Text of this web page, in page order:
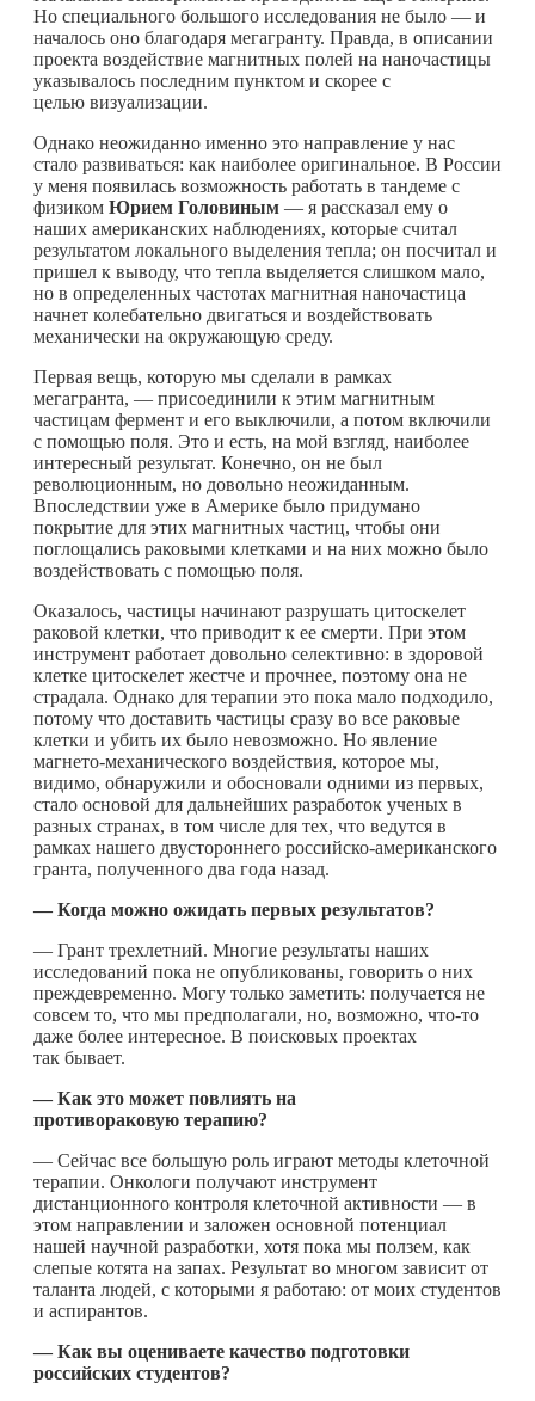
Но специального большого исследования не было — и
началось оно благодаря мегагранту. Правда, в описании
проекта воздействие магнитных полей на наночастицы
указывалось последним пунктом и скорее с
целью визуализации.
Однако неожиданно именно это направление у нас
стало развиваться: как наиболее оригинальное. В России
у меня появилась возможность работать в тандеме с
физиком Юрием Головиным — я рассказал ему о
наших американских наблюдениях, которые считал
результатом локального выделения тепла; он посчитал и
пришел к выводу, что тепла выделяется слишком мало,
но в определенных частотах магнитная наночастица
начнет колебательно двигаться и воздействовать
механически на окружающую среду.
Первая вещь, которую мы сделали в рамках
мегагранта, — присоединили к этим магнитным
частицам фермент и его выключили, а потом включили
с помощью поля. Это и есть, на мой взгляд, наиболее
интересный результат. Конечно, он не был
революционным, но довольно неожиданным.
Впоследствии уже в Америке было придумано
покрытие для этих магнитных частиц, чтобы они
поглощались раковыми клетками и на них можно было
воздействовать с помощью поля.
Оказалось, частицы начинают разрушать цитоскелет
раковой клетки, что приводит к ее смерти. При этом
инструмент работает довольно селективно: в здоровой
клетке цитоскелет жестче и прочнее, поэтому она не
страдала. Однако для терапии это пока мало подходило,
потому что доставить частицы сразу во все раковые
клетки и убить их было невозможно. Но явление
магнето-механического воздействия, которое мы,
видимо, обнаружили и обосновали одними из первых,
стало основой для дальнейших разработок ученых в
разных странах, в том числе для тех, что ведутся в
рамках нашего двустороннего российско-американского
гранта, полученного два года назад.
— Когда можно ожидать первых результатов?
— Грант трехлетний. Многие результаты наших
исследований пока не опубликованы, говорить о них
преждевременно. Могу только заметить: получается не
совсем то, что мы предполагали, но, возможно, что-то
даже более интересное. В поисковых проектах
так бывает.
— Как это может повлиять на
противораковую терапию?
— Сейчас все большую роль играют методы клеточной
терапии. Онкологи получают инструмент
дистанционного контроля клеточной активности — в
этом направлении и заложен основной потенциал
нашей научной разработки, хотя пока мы ползем, как
слепые котята на запах. Результат во многом зависит от
таланта людей, с которыми я работаю: от моих студентов
и аспирантов.
— Как вы оцениваете качество подготовки
российских студентов?